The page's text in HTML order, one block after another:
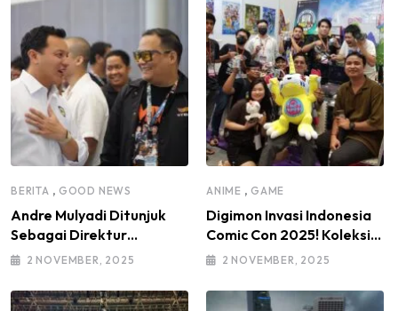
BERITA , GOOD NEWS
Andre Mulyadi Ditunjuk
Sebagai Direktur
Modifikasi dan Kendaraan
Bakti 2025–2030, di
2 NOVEMBER, 2025
ANIME , GAME
Digimon Invasi Indonesia
Comic Con 2025! Koleksi
Mainan Komunitas DIGI-IN
2 NOVEMBER, 2025